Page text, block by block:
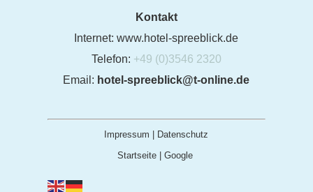
Kontakt
Internet: www.hotel-spreeblick.de
Telefon: +49 (0)3546 2320
Email: hotel-spreeblick@t-online.de
Impressum
Datenschutz
Startseite| Google